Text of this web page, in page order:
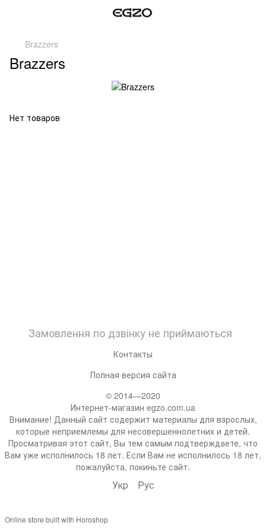
Brazzers
Brazzers
Нет товаров
Замовлення по дзвінку не приймаються
Контакты
Полная версия сайта
© 2014—2020
Интернет-магазин egzo.com.ua
Внимание! Данный сайт содержит материалы для взрослых,
которые неприемлемы для несовершеннолетних и детей.
Просматривая этот сайт, Вы тем самым подтверждаете, что
Вам уже исполнилось 18 лет. Если Вам не исполнилось 18 лет,
пожалуйста, покиньте сайт.
Укр Рус
Online store built with Horoshop